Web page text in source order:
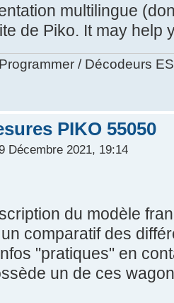
multilingue
de Piko. It may help
/ Décodeurs
PIKO 55050
Décembre 2021, 19:14
du modèle
comparatif des
"pratiques" en
un de ces